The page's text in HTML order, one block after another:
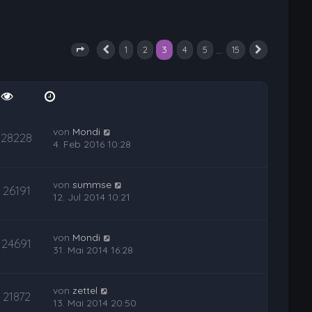
Seite vonVorherige
1 2 3 4 5 15
28228 von Mondi
4. Feb 2016 10:28
26191 vonsummse
12. Jul 2014 10:21
24691 von Mondi
31. Mai 2014 16:28
21872 vonzettel
13. Mai 2014 20:50